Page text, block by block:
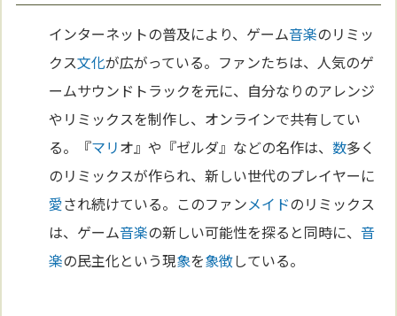
インターネットの普及により、ゲーム音楽のリミッ
クス文化が広がっている。ファンたちは、人気のゲ
ームサウンドトラックを元に、自分なりのアレンジ
やリミックスを制作し、オンラインで共有してい
る。『マリオ』や『ゼルダ』などの名作は、数多く
のリミックスが作られ、新しい世代のプレイヤーに
愛され続けている。このファンメイドのリミックス
は、ゲーム音楽の新しい可能性を探ると同時に、音
楽の民主化という現象を象徴している。